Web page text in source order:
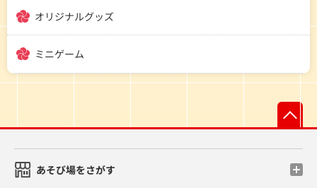
オリジナルグッズ
ミニゲーム
あそび場をさがす